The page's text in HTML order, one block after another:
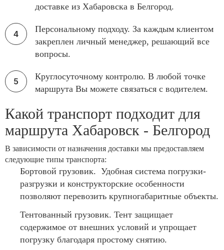
доставке из Хабаровска в Белгород.
Персональному подходу. За каждым клиентом
закреплен личный менеджер, решающий все
вопросы.
Круглосуточному контролю. В любой точке
маршрута Вы можете связаться с водителем.
Какой транспорт подходит для
маршрута Хабаровск - Белгород
В зависимости от назначения доставки мы предоставляем
следующие типы транспорта:
Бортовой грузовик. Удобная система погрузки-
разгрузки и конструкторские особенности
позволяют перевозить крупногабаритные объекты.
Тентованный грузовик. Тент защищает
содержимое от внешних условий и упрощает
погрузку благодаря простому снятию.